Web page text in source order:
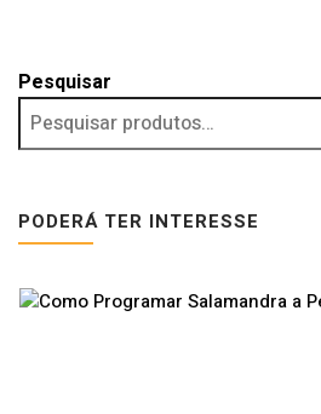
Pesquisar
PODERÁ TER INTERESSE